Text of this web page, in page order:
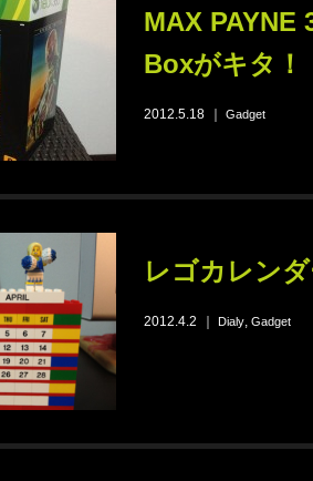
MAX
Boxがキタ！
2012.5.18 Gadget
レゴカレン
2012.4.2 Dialy, Gadget